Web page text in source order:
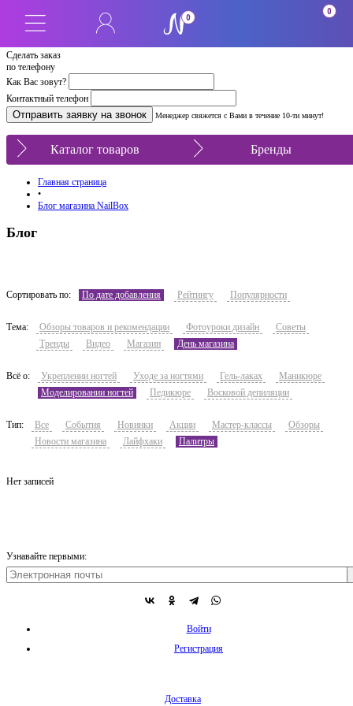
Сделать заказ
по телефону
Как Вас зовут?
Контактный телефон
Менеджер свяжется с Вами в течение 10-ти минут!
0
0
Каталог товаров Бренды
Главная страница
•
Блог магазина NailBox
Блог
Сортировать по: По дате добавления Рейтингу Популярности
Тема: Обзоры товаров и рекомендации Фотоуроки дизайн
Советы
Тренды
Видео Магазин День магазина
Всё о: Укреплении ногтей Уходе за ногтями Гель-лаках
Маникюре
Моделировании ногтей
Педикюре Восковой депиляции
Тип: Все События Новинки Акции Мастер-классы
Обзоры
Новости магазина
Лайфхаки Палитры
Нет записей
Узнавайте первыми:
Войти
Регистрация
Доставка